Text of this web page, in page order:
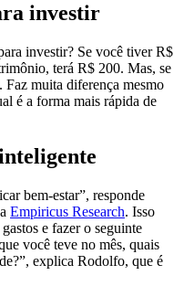
investir
investir? Se você tiver R$
terá R$ 200. Mas, se
muita diferença mesmo
é a forma mais rápida de
bem-estar”, responde
Empiricus Research. Isso
e fazer o seguinte
você teve no mês, quais
explica Rodolfo, que é